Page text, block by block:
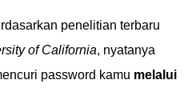
penelitian terbaru
of California, nyatanya
password kamu melalui